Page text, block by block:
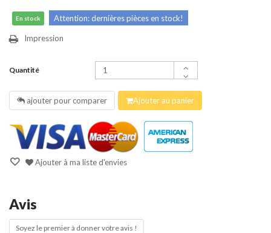
En stock Attention: dernières pièces en stock!
Impression
Quantité
ajouter pour comparer Ajouter au panier
Ajouter à ma liste d'envies
Avis
Soyez le premier à donner votre avis !